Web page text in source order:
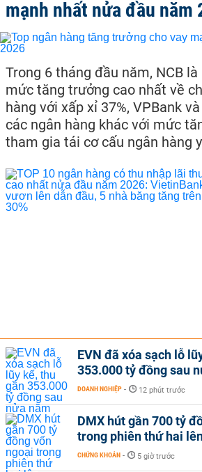
mạnh nhất nửa đầu năm
Trong 6 tháng đầu năm, NCB
mức tăng trưởng cao nhất về
hàng với xấp xỉ 37%, VPBank
các ngân hàng khác với mức
tham gia tái cơ cấu ngân hàng
EVN đã xóa sạch lỗ
353.000 tỷ đồng sau
DOANH NGHIỆP - 12 phút trước
DMX hút gần 700 tỷ
trong phiên thứ hai
CHỨNG KHOÁN - 5 giờ trước